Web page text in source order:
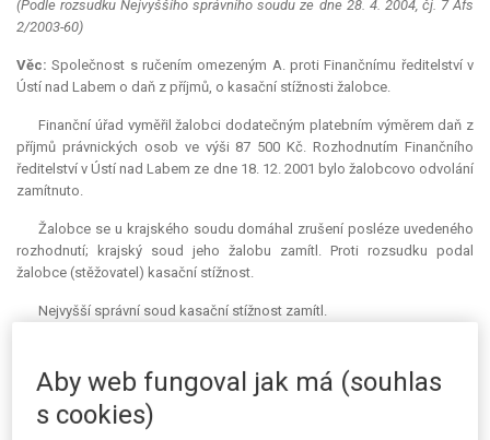
(Podle rozsudku Nejvyššího správního soudu ze dne 28. 4. 2004, čj. 7 Afs
2/2003-60)
Věc:Společnost s ručením omezeným A. proti Finančnímu ředitelství v
Ústí nad Labem o daň z příjmů, o kasační stížnosti žalobce.
Finanční úřad vyměřil žalobci dodatečným platebním výměrem daň z
příjmů právnických osob ve výši 87 500 Kč. Rozhodnutím Finančního
ředitelství v Ústí nad Labem ze dne 18. 12. 2001 bylo žalobcovo odvolání
zamítnuto.
Žalobce se u krajského soudu domáhal zrušení posléze uvedeného
rozhodnutí; krajský soud jeho žalobu zamítl. Proti rozsudku podal
žalobce (stěžovatel) kasační stížnost.
Nejvyšší správní soud kasační stížnost zamítl.
Z ODŮVODNĚNÍ:
Krajský soud napadený rozsudek odůvodnil tím, že částka 250 000
Kč, kterou stěžovatel zaplatil společnosti s ručením omezeným E. jako
Aby web fungoval jak má (souhlas
s cookies)